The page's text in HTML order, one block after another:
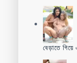
বেড়াতে